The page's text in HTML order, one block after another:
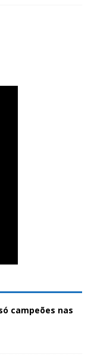
campeões nas